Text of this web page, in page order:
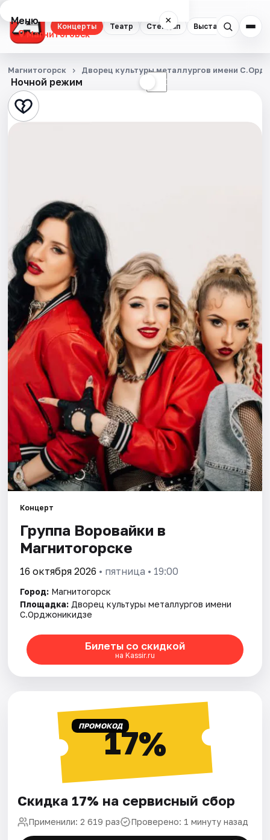
Концерты Театр Стендап Выставки
Меню ×
Магнитогорск
Концерты
Театр
Стендап
События
Города
Площадки
Артисты
Рейтинги
Ночной режим ☾
Магнитогорск Дворец культуры металлургов имени
Концерт
Группа Воровайки в
Магнитогорске
16 октября 2026 • пятница • 19:00
Город: Магнитогорск
Площадка: Дворец культуры металлургов имени
С.Орджоникидзе
Билеты со скидкой
на Kassir.ru
ПРОМОКОД17%
Скидка 17% на сервисный сбор
Применили: 2 619 раз Проверено: 1 минуту назад